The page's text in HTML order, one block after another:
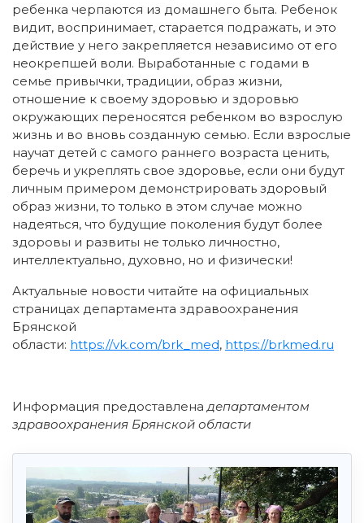
ребенка черпаются из домашнего быта. Ребенок
видит, воспринимает, старается подражать, и это
действие у него закрепляется независимо от его
неокрепшей воли. Выработанные с годами в
семье привычки, традиции, образ жизни,
отношение к своему здоровью и здоровью
окружающих переносятся ребенком во взрослую
жизнь и во вновь созданную семью. Если взрослые
научат детей с самого раннего возраста ценить,
беречь и укреплять свое здоровье, если они будут
личным примером демонстрировать здоровый
образ жизни, то только в этом случае можно
надеяться, что будущие поколения будут более
здоровы и развиты не только личностно,
интеллектуально, духовно, но и физически!
Актуальные новости читайте на официальных
страницах департамента здравоохранения
Брянской
области: https://vk.com/brk_med, https://brkmed.ru
Информация предоставлена департаментом
здравоохранения Брянской области